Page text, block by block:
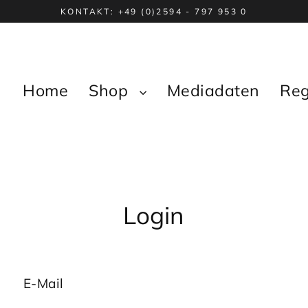
KONTAKT: +49 (0)2594 - 797 953 0
Home Shop Mediadaten
Login
E-Mail